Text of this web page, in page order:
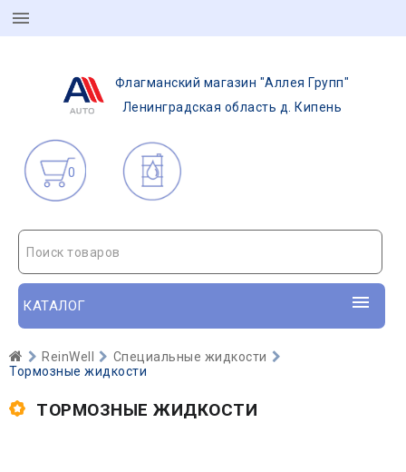
Флагманский магазин "Аллея Групп"
Ленинградская область д. Кипень
0
Поиск товаров
КАТАЛОГ
ReinWell
Специальные жидкости
Тормозные жидкости
ТОРМОЗНЫЕ ЖИДКОСТИ